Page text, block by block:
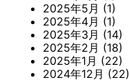
2025年5月 (1)
2025年4月 (1)
2025年3月 (14)
2025年2月 (18)
2025年1月 (22)
2024年12月 (22)